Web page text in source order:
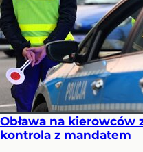
Obława na kierowców
kontrola z mandatem